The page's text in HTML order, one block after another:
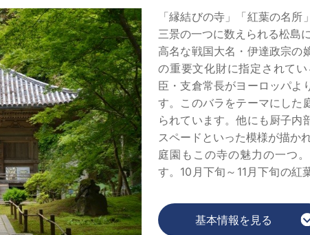
「縁結びの寺」「紅葉の名
三景の一つに数えられる松島
高名な戦国大名・伊達政宗の
の重要文化財に指定されて
臣・支倉常長がヨーロッパよ
す。このバラをテーマにした
られています。他にも厨子内
スペードといった模様が描か
庭園もこの寺の魅力の一つ
す。10月下旬～11月下旬の紅
こか別世界にいるかのような
ら懐石料理が楽しめるお食事
基本情報を見る